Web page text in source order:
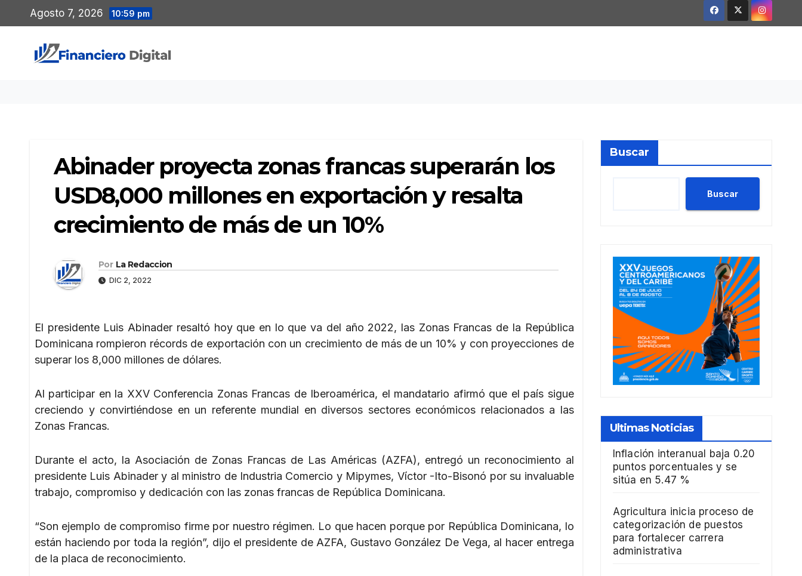
al
contenido
Agosto 7, 2026 10:59 pm
Abinader proyecta zonas francas superarán los
USD8,000 millones en exportación y resalta
crecimiento de más de un 10%
Por La Redaccion
DIC 2, 2022
El presidente Luis Abinader resaltó hoy que en lo que va del año 2022, las Zonas Francas de la República
Dominicana rompieron récords de exportación con un crecimiento de más de un 10% y con proyecciones de
superar los 8,000 millones de dólares.
Al participar en la XXV Conferencia Zonas Francas de Iberoamérica, el mandatario afirmó que el país sigue
creciendo y convirtiéndose en un referente mundial en diversos sectores económicos relacionados a las
Zonas Francas.
Durante el acto, la Asociación de Zonas Francas de Las Américas (AZFA), entregó un reconocimiento al
presidente Luis Abinader y al ministro de Industria Comercio y Mipymes, Víctor -Ito-Bisonó por su invaluable
trabajo, compromiso y dedicación con las zonas francas de República Dominicana.
“Son ejemplo de compromiso firme por nuestro régimen. Lo que hacen porque por República Dominicana, lo
están haciendo por toda la región”, dijo el presidente de AZFA, Gustavo González De Vega, al hacer entrega
de la placa de reconocimiento.
Buscar
Buscar
Ultimas Noticias
Inflación interanual baja 0.20
puntos porcentuales y se
sitúa en 5.47 %
Agricultura inicia proceso de
categorización de puestos
para fortalecer carrera
administrativa